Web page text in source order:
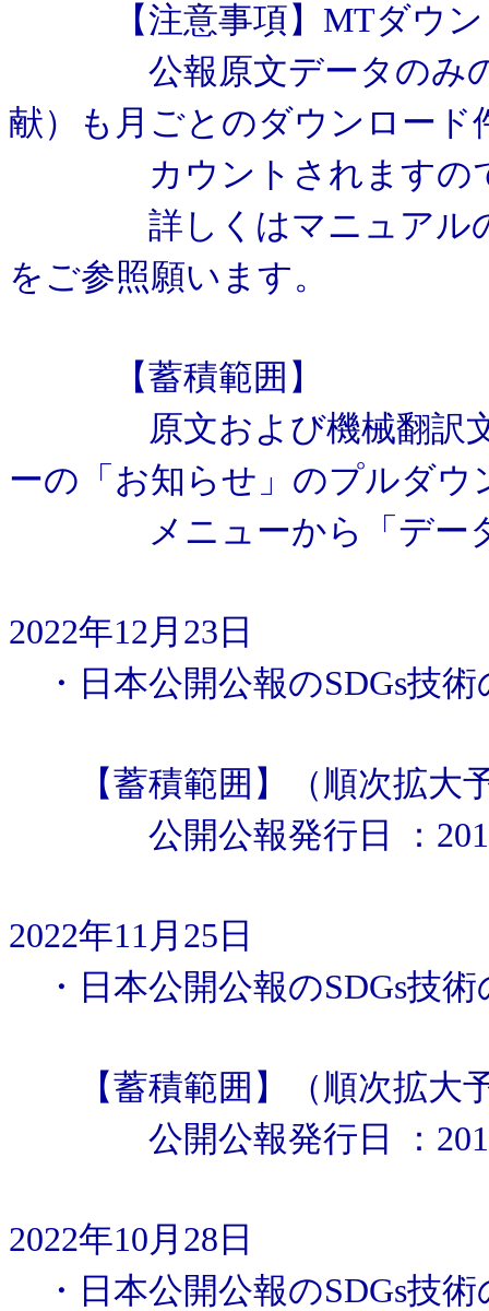
【注意事項】MTダウン
公報原文データのみの
献）も月ごとのダウンロード
カウントされますので
詳しくはマニュアルの「
をご参照願います。
【蓄積範囲】
原文および機械翻訳文の
ーの「お知らせ」のプルダウ
メニューから「データ
2022年12月23日
・日本公開公報のSDGs技
【蓄積範囲】（順次拡大
公開公報発行日 ：2010
2022年11月25日
・日本公開公報のSDGs技
【蓄積範囲】（順次拡大
公開公報発行日 ：2010
2022年10月28日
・日本公開公報のSDGs技